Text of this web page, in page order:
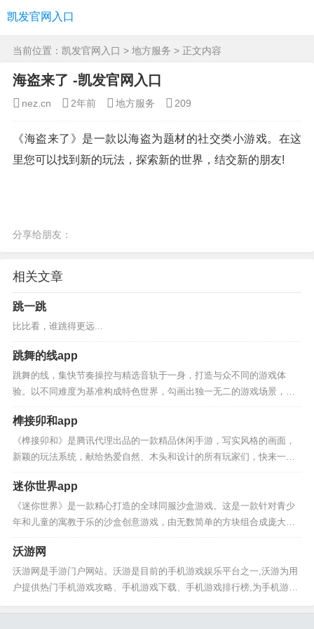
凯发官网入口
当前位置： 凯发官网入口 > 地方服务 > 正文内容
海盗来了 -凯发官网入口
nez.cn 2年前 地方服务 209
《海盗来了》是一款以海盗为题材的社交类小游戏。在这
里您可以找到新的玩法，探索新的世界，结交新的朋友!
分享给朋友：
相关文章
跳一跳
比比看，谁跳得更远...
跳舞的线app
跳舞的线，集快节奏操控与精选音轨于一身，打造与众不同的游戏体
验。以不同难度为基准构成特色世界，勾画出独一无二的游戏场景，激
发玩家多样情感共鸣。玩家不仅需要双眼来观察障碍物与陷阱，更需用
双耳聆听节奏，旋...
榫接卯和app
《榫接卯和》是腾讯代理出品的一款精品休闲手游，写实风格的画面，
新颖的玩法系统，献给热爱自然、木头和设计的所有玩家们，快来一起
享受榫卯结构的精妙之美！游戏亮点1、腾讯打造中国风；2、经典的结
构来袭；3、...
迷你世界app
《迷你世界》是一款精心打造的全球同服沙盒游戏。这是一款针对青少
年和儿童的寓教于乐的沙盒创意游戏，由无数简单的方块组合成庞大、
丰富、无限的三维世界，这个世界可以自由的改变和发展建设，可以养
殖动植物，可以...
沃游网
沃游网是手游门户网站。沃游是目前的手机游戏娱乐平台之一,沃游为用
户提供热门手机游戏攻略、手机游戏下载、手机游戏排行榜,为手机游戏